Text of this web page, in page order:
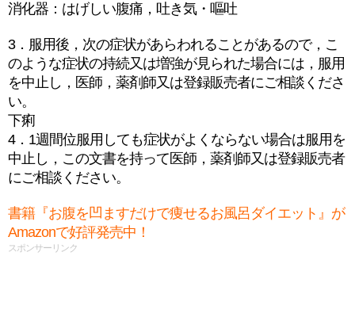
消化器：はげしい腹痛，吐き気・嘔吐
3．服用後，次の症状があらわれることがあるので，こ
のような症状の持続又は増強が見られた場合には，服用
を中止し，医師，薬剤師又は登録販売者にご相談くださ
い。
下痢
4．1週間位服用しても症状がよくならない場合は服用を
中止し，この文書を持って医師，薬剤師又は登録販売者
にご相談ください。
書籍『お腹を凹ますだけで痩せるお風呂ダイエット』が
Amazonで好評発売中！
スポンサーリンク